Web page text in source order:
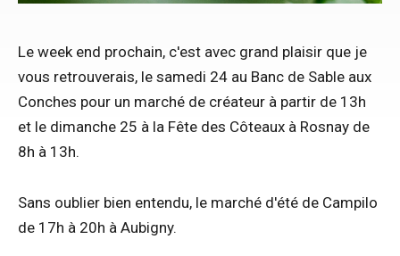
Le week end prochain, c'est avec grand plaisir que je
vous retrouverais, le samedi 24 au Banc de Sable aux
Conches pour un marché de créateur à partir de 13h
et le dimanche 25 à la Fête des Côteaux à Rosnay de
8h à 13h.
Sans oublier bien entendu, le marché d'été de Campilo
de 17h à 20h à Aubigny.